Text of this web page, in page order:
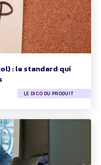
: le standard qui
LE DICO DU PRODUIT